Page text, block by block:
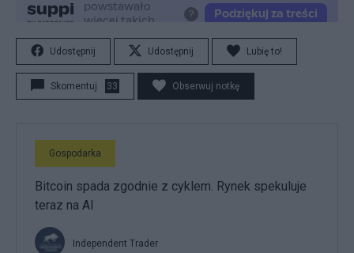
Udostępnij Udostępnij Lubię to!
Skomentuj 33 Obserwuj notkę
Gospodarka
Bitcoin spada zgodnie z cyklem. Rynek spekuluje
teraz na AI
Independent Trader